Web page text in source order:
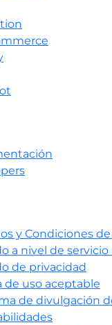
y Condiciones
a nivel de servicio
de privacidad
de uso aceptable
de divulgación